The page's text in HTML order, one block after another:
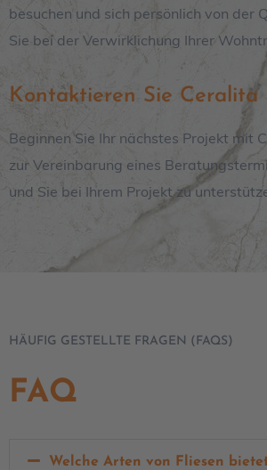
besuchen und sich persönlich von der
Sie bei der Verwirklichung Ihrer
Kontaktieren Sie Ceralita
Beginnen Sie Ihr nächstes Projekt mit
zur Vereinbarung eines
und Sie bei Ihrem Projekt zu
HÄUFIG GESTELLTE FRAGEN (FAQS)
FAQ
Welche Arten von Fliesen